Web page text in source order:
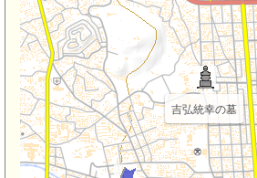
吉弘統幸の墓